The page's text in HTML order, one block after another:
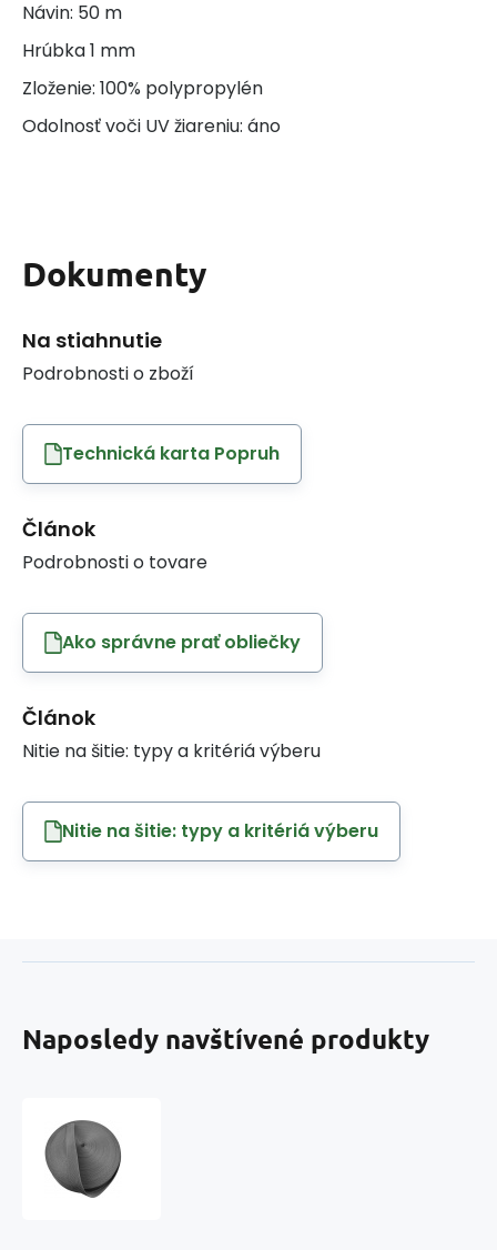
Návin: 50 m
Hrúbka 1 mm
Zloženie: 100% polypropylén
Odolnosť voči UV žiareniu: áno
Dokumenty
Na stiahnutie
Podrobnosti o zboží
Technická karta Popruh
Článok
Podrobnosti o tovare
Ako správne prať obliečky
Článok
Nitie na šitie: typy a kritériá výberu
Nitie na šitie: typy a kritériá výberu
Naposledy navštívené produkty